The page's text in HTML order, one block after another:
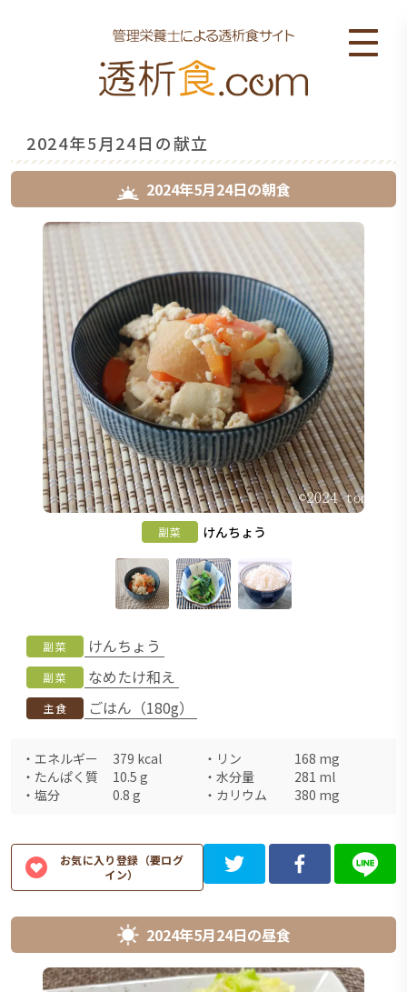
2024年5月24日の献立
2024年5月24日の朝食
副菜 けんちょう
副菜 けんちょう
副菜 なめたけ和え
主食 ごはん（180g）
・ エネルギー 379 kcal ・ リン 168 mg
・ たんぱく質 10.5 g ・ 水分量 281 ml
・ 塩分 0.8 g ・ カリウム 380 mg
お気に入り登録（要ログ
イン）
2024年5月24日の昼食